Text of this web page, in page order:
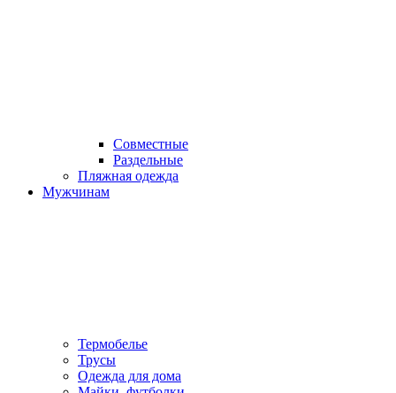
Совместные
Раздельные
Пляжная одежда
Мужчинам
Термобелье
Трусы
Одежда для дома